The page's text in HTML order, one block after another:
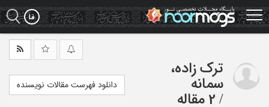
Skip
to
main
ترک زاده،
سمانه
/ 2 مقاله
دانلود فهرست مقالات نویسنده